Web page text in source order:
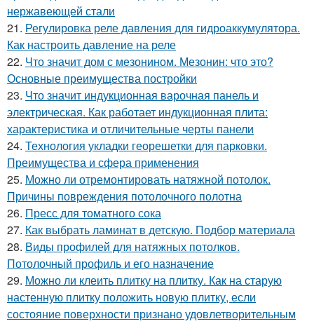
нержавеющей стали
21. Регулировка реле давления для гидроаккумулятора.
Как настроить давление на реле
22. Что значит дом с мезонином. Мезонин: что это?
Основные преимущества постройки
23. Что значит индукционная варочная панель и
электрическая. Как работает индукционная плита:
характеристика и отличительные черты панели
24. Технология укладки георешетки для парковки.
Преимущества и сфера применения
25. Можно ли отремонтировать натяжной потолок.
Причины повреждения потолочного полотна
26. Пресс для томатного сока
27. Как выбрать ламинат в детскую. Подбор материала
28. Виды профилей для натяжных потолков.
Потолочный профиль и его назначение
29. Можно ли клеить плитку на плитку. Как на старую
настенную плитку положить новую плитку, если
состояние поверхности признано удовлетворительным